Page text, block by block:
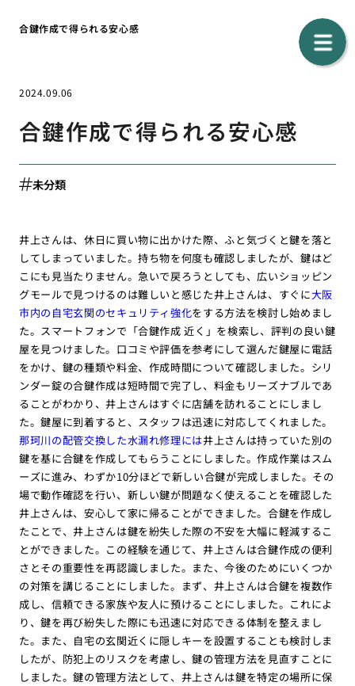
合鍵作成で得られる安心感
2024.09.06
合鍵作成で得られる安心感
未分類
井上さんは、休日に買い物に出かけた際、ふと気づくと鍵を落と
してしまっていました。持ち物を何度も確認しましたが、鍵はど
こにも見当たりません。急いで戻ろうとしても、広いショッピン
グモールで見つけるのは難しいと感じた井上さんは、すぐに大阪
市内の自宅玄関のセキュリティ強化をする方法を検討し始めまし
た。スマートフォンで「合鍵作成 近く」を検索し、評判の良い鍵
屋を見つけました。口コミや評価を参考にして選んだ鍵屋に電話
をかけ、鍵の種類や料金、作成時間について確認しました。シリ
ンダー錠の合鍵作成は短時間で完了し、料金もリーズナブルであ
ることがわかり、井上さんはすぐに店舗を訪れることにしまし
た。鍵屋に到着すると、スタッフは迅速に対応してくれました。
那珂川の配管交換した水漏れ修理には井上さんは持っていた別の
鍵を基に合鍵を作成してもらうことにしました。作成作業はスム
ーズに進み、わずか10分ほどで新しい合鍵が完成しました。その
場で動作確認を行い、新しい鍵が問題なく使えることを確認した
井上さんは、安心して家に帰ることができました。合鍵を作成し
たことで、井上さんは鍵を紛失した際の不安を大幅に軽減するこ
とができました。この経験を通じて、井上さんは合鍵作成の便利
さとその重要性を再認識しました。また、今後のためにいくつか
の対策を講じることにしました。まず、井上さんは合鍵を複数作
成し、信頼できる家族や友人に預けることにしました。これによ
り、鍵を再び紛失した際にも迅速に対応できる体制を整えまし
た。また、自宅の玄関近くに隠しキーを設置することも検討しま
したが、防犯上のリスクを考慮し、鍵の管理方法を見直すことに
しました。鍵の管理方法として、井上さんは鍵を特定の場所に保